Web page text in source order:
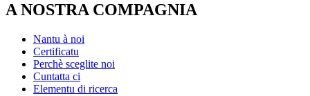
A NOSTRA COMPAGNIA
Nantu à noi
Certificatu
Perchè sceglite noi
Cuntatta ci
Elementu di ricerca